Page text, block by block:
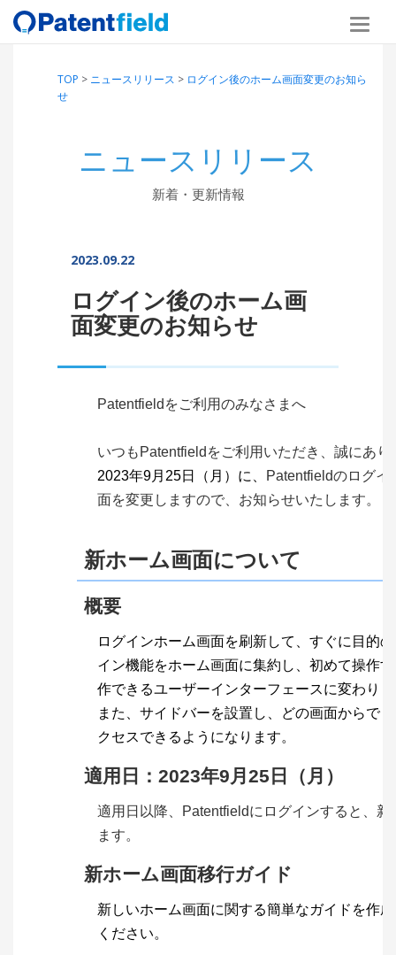
TOP > ニュースリリース > ログイン後のホーム画面変更のお知ら
せ
ニュースリリース
新着・更新情報
2023.09.22
ログイン後のホーム画
面変更のお知らせ
Patentfieldをご利用のみなさまへ
いつもPatentfieldをご利用いただき、 誠にあり
2023年9月25日（月）に、
Patentfieldのログイ
面を変更しますので、 お知らせいたします。
新ホーム画面について
概要
ログインホーム画面を刷新して、すぐに目的
イン機能をホーム画面に集約し、初めて操作
作できるユーザーインターフェースに変わり
また、サイドバーを設置し、どの画面からで
クセスできるようになります。
適用日：2023年9月25日（月）
適用日以降、Patentfieldにログインすると、 新
ます。
新ホーム画面移行ガイド
新しいホーム画面に関する簡単なガイドを作
ください。